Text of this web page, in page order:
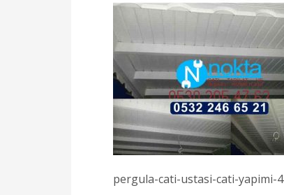
pergula-cati-ustasi-cati-yapimi-4